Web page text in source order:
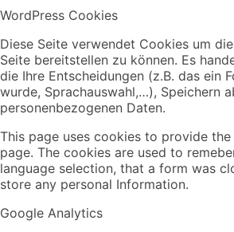
WordPress Cookies
Diese Seite verwendet Cookies um
Seite bereitstellen zu können. Es
die Ihre Entscheidungen (z.B. das ein
wurde, Sprachauswahl,…), Speichern
personenbezogenen Daten.
This page uses cookies to provide
page. The cookies are used to
language selection, that a form was
store any personal Information.
Google Analytics